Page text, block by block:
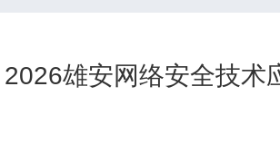
2026雄安网络安全技术